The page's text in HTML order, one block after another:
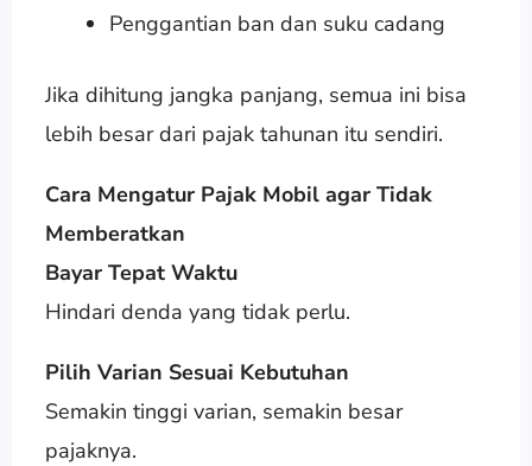
Penggantian ban dan suku cadang
Jika dihitung jangka panjang, semua ini bisa
lebih besar dari pajak tahunan itu sendiri.
Cara Mengatur Pajak Mobil agar Tidak
Memberatkan
Bayar Tepat Waktu
Hindari denda yang tidak perlu.
Pilih Varian Sesuai Kebutuhan
Semakin tinggi varian, semakin besar
pajaknya.